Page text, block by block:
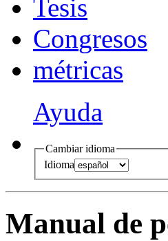
Tesis
Congresos
métricas
Ayuda
Cambiar idioma
Idioma
Manual de